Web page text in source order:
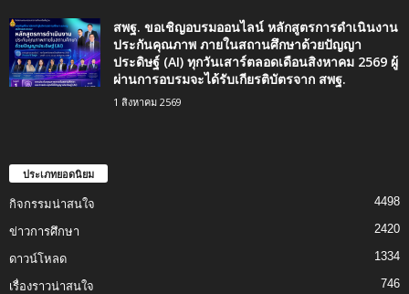
สพฐ. ขอเชิญอบรมออนไลน์ หลักสูตรการดำเนินงาน
ประกันคุณภาพ ภายในสถานศึกษาด้วยปัญญา
ประดิษฐ์ (AI) ทุกวันเสาร์ตลอดเดือนสิงหาคม 2569 ผู้
ผ่านการอบรมจะได้รับเกียรติบัตรจาก สพฐ.
1 สิงหาคม 2569
ประเภทยอดนิยม
กิจกรรมน่าสนใจ 4498
ข่าวการศึกษา 2420
ดาวน์โหลด 1334
เรื่องราวน่าสนใจ 746